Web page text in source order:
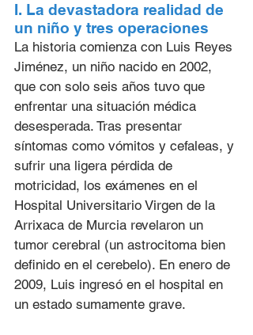
I. La devastadora realidad de
un niño y tres operaciones
La historia comienza con Luis Reyes
Jiménez, un niño nacido en 2002,
que con solo seis años tuvo que
enfrentar una situación médica
desesperada. Tras presentar
síntomas como vómitos y cefaleas, y
sufrir una ligera pérdida de
motricidad, los exámenes en el
Hospital Universitario Virgen de la
Arrixaca de Murcia revelaron un
tumor cerebral (un astrocitoma bien
definido en el cerebelo). En enero de
2009, Luis ingresó en el hospital en
un estado sumamente grave.